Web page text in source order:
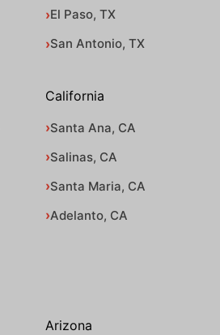
El Paso, TX
San Antonio, TX
California
Santa Ana, CA
Salinas, CA
Santa Maria, CA
Adelanto, CA
Arizona